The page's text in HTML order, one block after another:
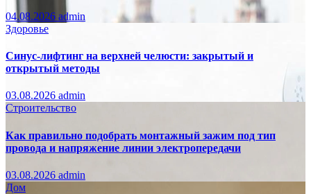
04.08.2026 admin
Здоровье
Синус-лифтинг на верхней челюсти: закрытый и
открытый методы
03.08.2026 admin
Строительство
Как правильно подобрать монтажный зажим под тип
провода и напряжение линии электропередачи
03.08.2026 admin
Дом